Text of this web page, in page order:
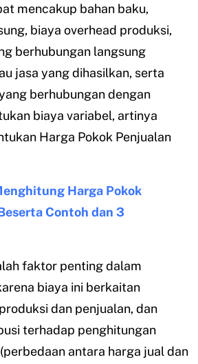
mencakup bahan baku,
biaya overhead produksi,
berhubungan langsung
jasa yang dihasilkan, serta
berhubungan dengan
biaya variabel, artinya
Harga Pokok Penjualan
Harga Pokok
Contoh dan 3
faktor penting dalam
biaya ini berkaitan
dan penjualan, dan
terhadap penghitungan
antara harga jual dan